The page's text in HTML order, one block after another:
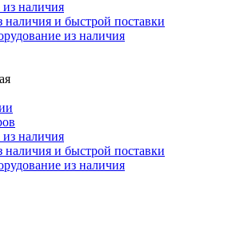
наличия и быстрой поставки
наличия и быстрой поставки